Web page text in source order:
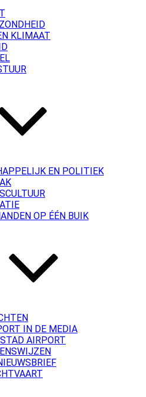
KLIMAAT
EN POLITIEK
OP ÉÉN BUIK
IN DE MEDIA
AIRPORT